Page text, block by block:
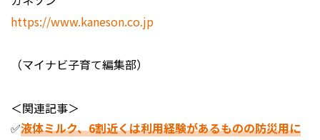
https://www.kaneson.co.jp
（マイナビ子育て編集部）
＜関連記事＞
✅液体ミルク、6割近くは利用経験があるものの防災用に